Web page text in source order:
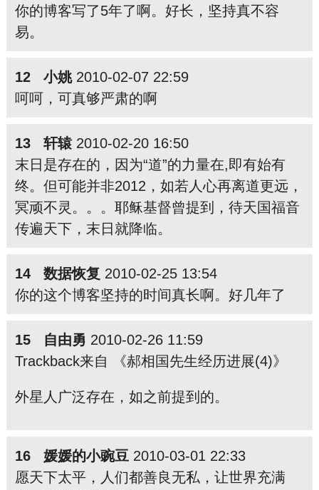
你的博客写了5年了啊。好长，坚持真不容
易。
12 小姚2010-02-07 22:59
呵呵，可真够严肃的啊
13 轩辕2010-02-20 16:50
末日是存在的，因为“道”的力量在,即有始有
终。但可能并非2012，如若人心再离道更远，
冥顽不灵。。。耶稣基督曾提到，待天国福音
传遍天下，末日就降临。
14 数据恢复 2010-02-25 13:54
你的这个博客坚持的时间真长啊。好几年了
15 自由勇 2010-02-26 11:59
Trackback来自 《郝相国先生经历进展(4)》
外星人广泛存在，如之前提到的。
16 媛媛的小豌豆2010-03-01 22:33
愿天下太平，人们都善良无私，让世界充满